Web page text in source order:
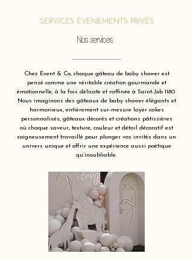
SERVICES ÉVÈNEMENTS PRIVÉS
Nos services
Chez Event & Co, chaque gâteau de baby shower est
pensé comme une véritable création gourmande et
émotionnelle, à la fois délicate et raffinée à Saint-Job 1180.
Nous imaginons des gâteaux de baby shower élégants et
harmonieux, entièrement sur-mesure layer cakes
personnalisés, gâteaux décorés et créations pâtissières
où chaque saveur, texture, couleur et détail décoratif est
soigneusement travaillé pour plonger vos invités dans un
univers unique et offrir une expérience aussi poétique
qu’inoubliable.